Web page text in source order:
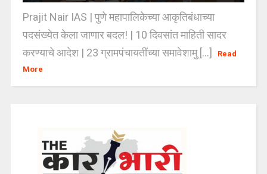
Prajit Nair IAS | पुणे महापालिकेच्या आकृतिबंधाच्या
पदसंख्येत केला जाणार बदल! | 10 दिवसांत माहिती सादर
करण्याचे आदेश | 23 ग्रामपंचायतींच्या समावेशामु [...]
Read
More